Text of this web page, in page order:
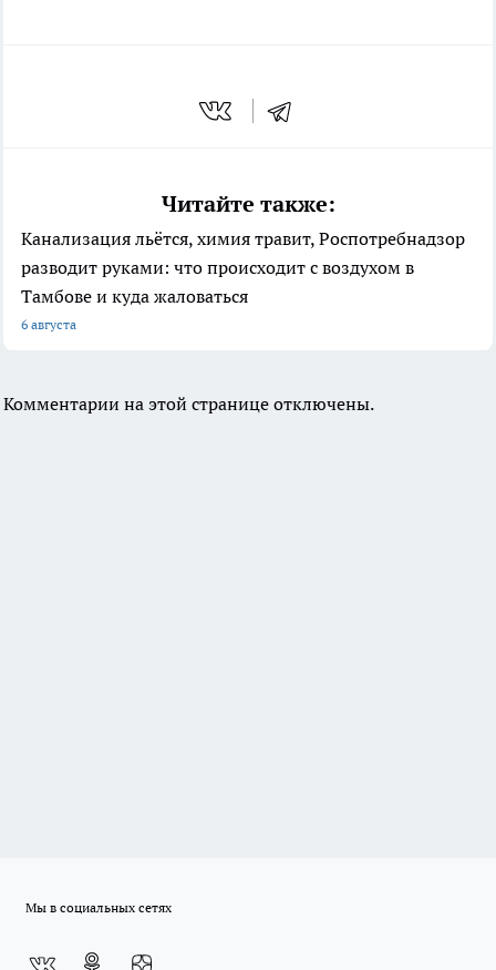
Читайте также:
Канализация льётся, химия травит, Роспотребнадзор
разводит руками: что происходит с воздухом в
Тамбове и куда жаловаться
6 августа
Комментарии на этой странице отключены.
Мы в социальных сетях